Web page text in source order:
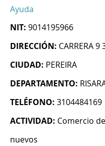
Ayuda
NIT: 9014195966
DIRECCIÓN: CARRERA 9
CIUDAD: PEREIRA
DEPARTAMENTO:
TELÉFONO: 3104484169
ACTIVIDAD: Comercio
nuevos